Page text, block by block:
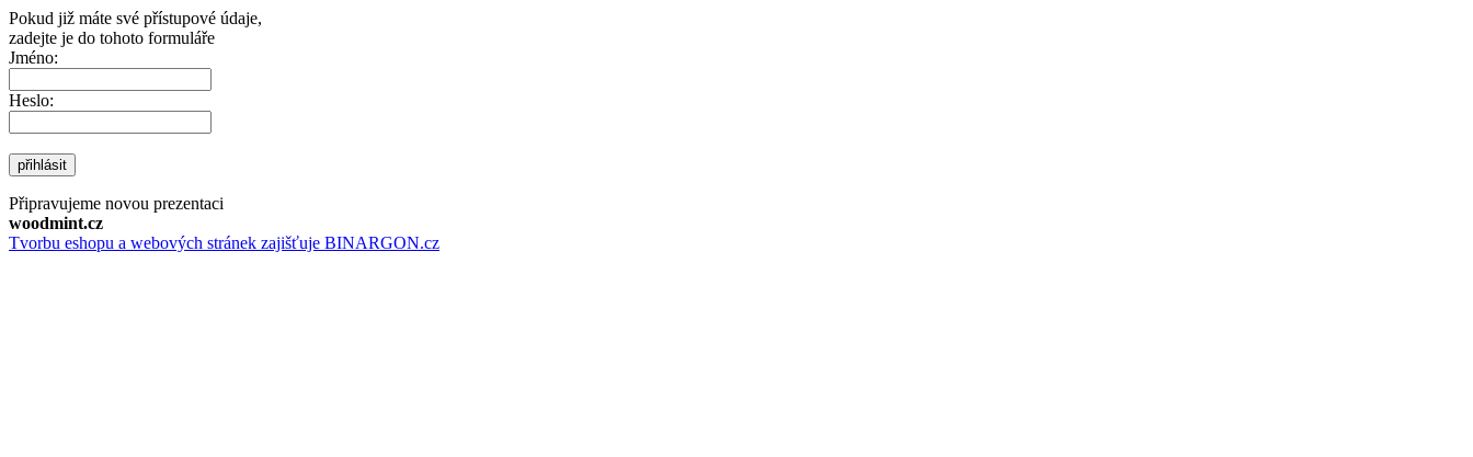
Pokud již máte své přístupové údaje,
zadejte je do tohoto formuláře
Jméno:
Heslo:
přihlásit
Připravujeme novou prezentaci
woodmint.cz
Tvorbu eshopu a webových stránek zajišťuje BINARGON.cz